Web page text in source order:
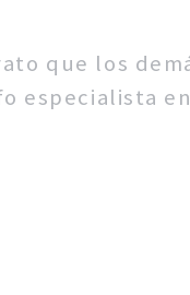
que los
especialista